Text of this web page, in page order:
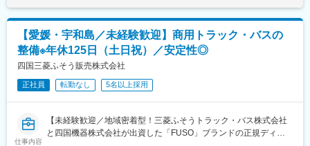
期的な関係を築いていくことができます。
また図面の設計等は製造元メーカーにて行っているため、専門的
な知識は必要ありません。納品後もアフターフォローを行って頂
きますが、故障やメンテナンスなど技術的な部分は専任の整備担
当が別途対応する形となります。
■一日の流れ：
メール整理や資料準備（8時45分～10時）→納入先へのフォロー
訪問2～3件程度（10時～12時）→昼食（12時～13時）→紹介い
ただいたお客様への提案（13時～16時）→翌日の訪問準備（16時
～17時）→就業（18時以降）
【愛媛・宇和島／未経験歓迎】商用トラック・バスの
整備※年休125日（土日祝）／安定性◎
四国三菱ふそう販売株式会社
正社員 転勤なし 5名以上採用
仕事内容
【未経験歓迎／地域密着型！三菱ふそうトラック・バス株式会社
と四国機器株式会社が出資した「FUSO」ブランドの正規ディー